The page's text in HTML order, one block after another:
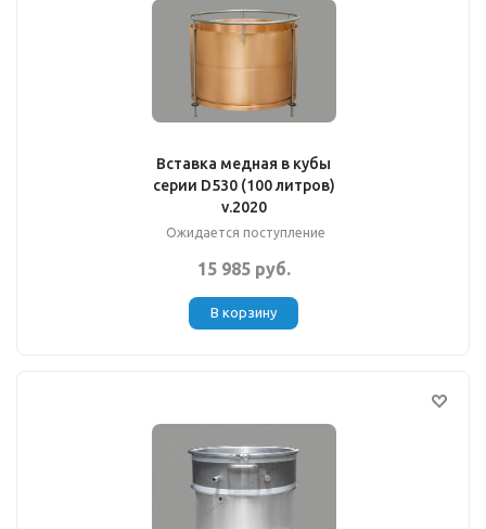
Вставка медная в кубы
серии D530 (100 литров)
v.2020
Ожидается поступление
15 985 руб.
В корзину